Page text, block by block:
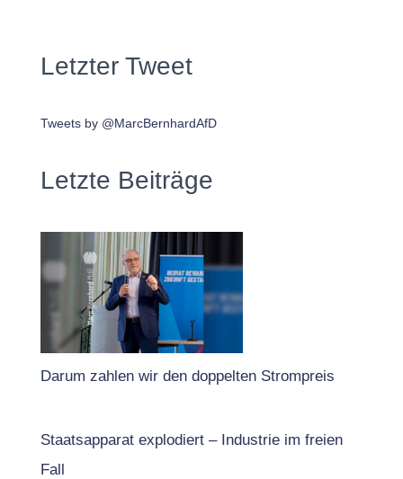
Letzter Tweet
Tweets by @MarcBernhardAfD
Letzte Beiträge
Darum zahlen wir den doppelten Strompreis
Staatsapparat explodiert – Industrie im freien
Fall